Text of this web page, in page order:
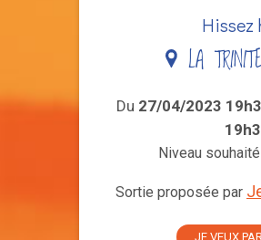
Hissez
LA
Du 27/04/2023
Niveau
Sortie proposée par
JE VEUX